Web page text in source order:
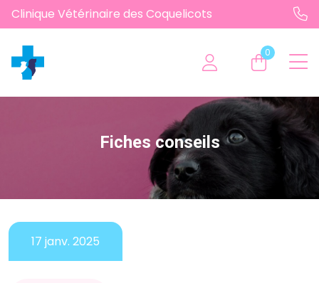
Clinique Vétérinaire des Coquelicots
0
Fiches conseils
17 janv. 2025